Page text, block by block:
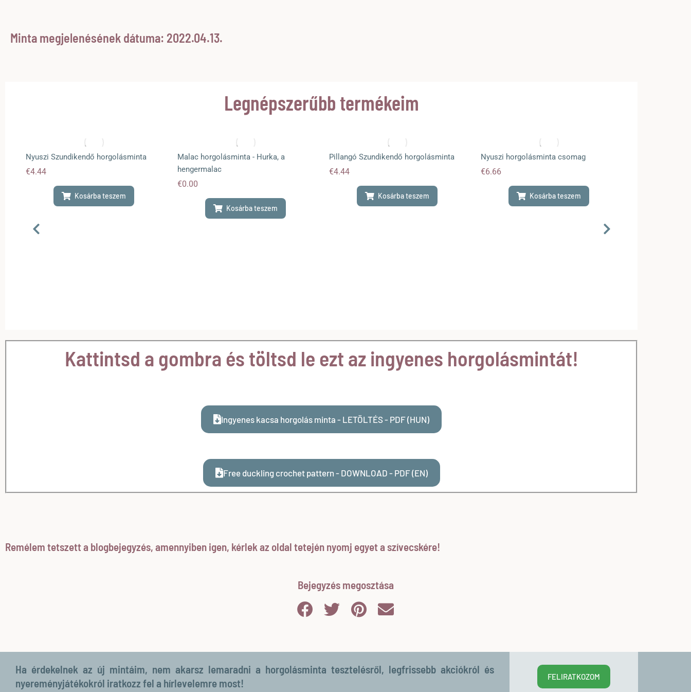
Minta megjelenésének dátuma: 2022.04.13.
Legnépszerűbb termékeim
Nyuszi Szundikendő horgolásminta
€4.44
Kosárba teszem
Malac horgolásminta - Hurka, a
hengermalac
€0.00
Kosárba teszem
Pillangó Szundikendő horgolásminta
€4.44
Kosárba teszem
Nyuszi horgolásminta csomag
€6.66
Kosárba teszem
Kattintsd a gombra és töltsd le ezt az ingyenes horgolásmintát!
Ingyenes kacsa horgolás minta - LETÖLTÉS - PDF (HUN)
Free duckling crochet pattern - DOWNLOAD - PDF (EN)
Remélem tetszett a blogbejegyzés, amennyiben igen, kérlek az oldal tetején nyomj egyet a szívecskére!
Bejegyzés megosztása
Ha érdekelnek az új mintáim, nem akarsz lemaradni a horgolásminta tesztelésről, legfrissebb akciókról és
nyereményjátékokról iratkozz fel a hírlevelemre most!
FELIRATKOZOM